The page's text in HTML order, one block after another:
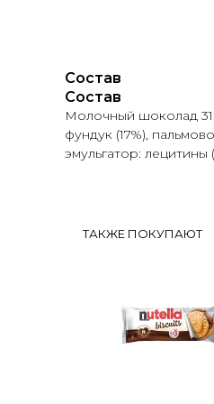
Состав
Состав
Молочный шоколад
фундук (17%),
эмульгатор:
ТАКЖЕ ПОКУПАЮТ